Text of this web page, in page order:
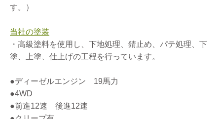
す。）
当社の塗装
・高級塗料を使用し、下地処理、錆止め、パテ処理、下
塗、上塗、仕上げの工程を行っています。
●ディーゼルエンジン 19馬力
●4WD
●前進12速 後進12速